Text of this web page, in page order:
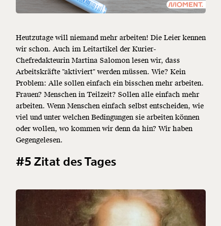
Heutzutage will niemand mehr arbeiten! Die Leier kennen
wir schon. Auch im Leitartikel der Kurier-
Chefredakteurin Martina Salomon lesen wir, dass
Arbeitskräfte "aktiviert" werden müssen. Wie? Kein
Problem: Alle sollen einfach ein bisschen mehr arbeiten.
Frauen? Menschen in Teilzeit? Sollen alle einfach mehr
arbeiten. Wenn Menschen einfach selbst entscheiden, wie
viel und unter welchen Bedingungen sie arbeiten können
oder wollen, wo kommen wir denn da hin? Wir haben
Gegengelesen.
#5 Zitat des Tages